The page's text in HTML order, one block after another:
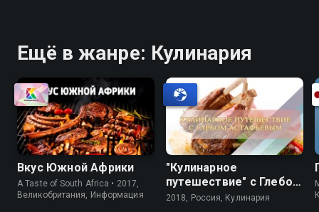
Ещё в жанре: Кулинария
Вкус Южной Африки
A Taste of South Africa • 2017,
Великобритания, Информация
"Кулинарное
путешествие" с Глебом
Астафьевым
2018, Россия, Кулинария